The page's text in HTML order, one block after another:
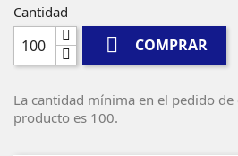
Cantidad
 COMPRAR
La cantidad mínima en el pedido
producto es 100.